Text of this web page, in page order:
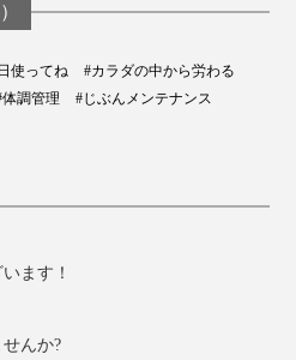
使ってね
#カラダの中から労わる
体調管理
#じぶんメンテナンス
ます！
んか?